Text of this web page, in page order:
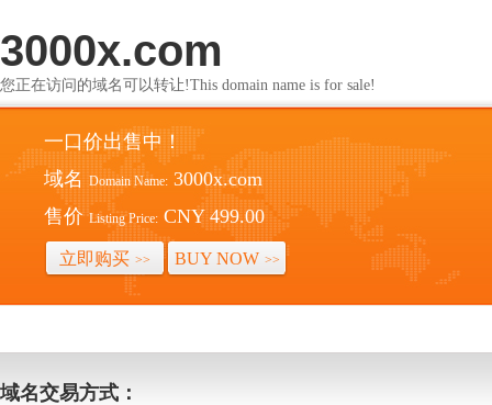
3000x.com
您正在访问的域名可以转让!This domain name is for sale!
一口价出售中！
域名 Domain Name: 3000x.com
售价 Listing Price: CNY 499.00
立即购买 >> BUY NOW >>
域名交易方式：